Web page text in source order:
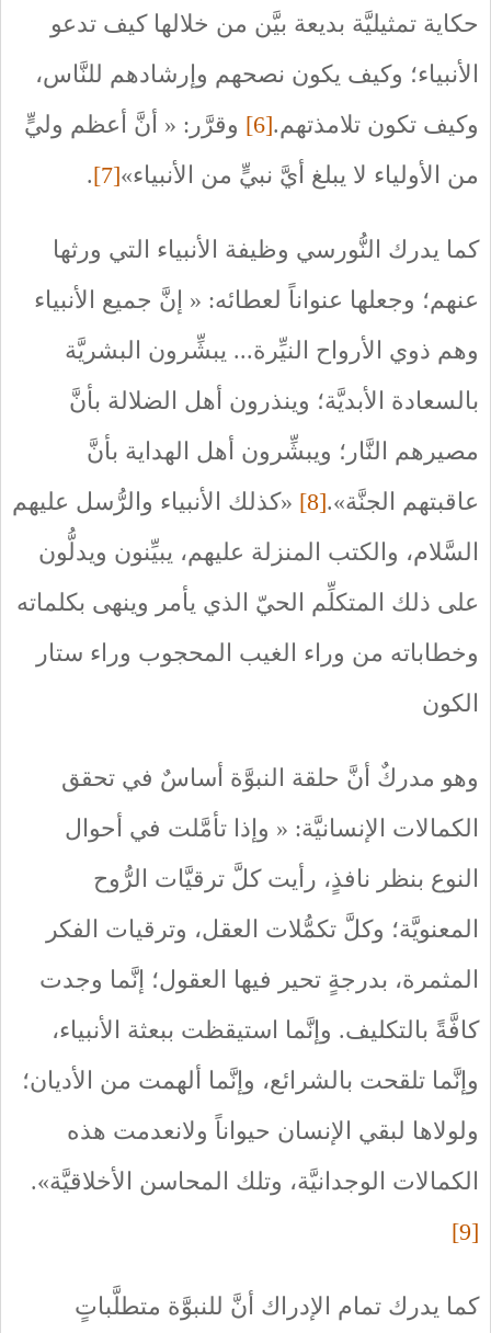
حكاية تمثيليَّة بديعة بيَّن من خلالها كيف تدعو
الأنبياء؛ وكيف يكون نصحهم وإرشادهم للنَّاس،
وكيف تكون تلامذتهم.[6]
وقرَّر: « أنَّ أعظم وليٍّ
من الأولياء لا يبلغ أيَّ نبيٍّ من الأنبياء»[7]
.
كما يدرك النُّورسي وظيفة الأنبياء التي ورثها
عنهم؛ وجعلها عنواناً لعطائه: « إنَّ جميع الأنبياء
وهم ذوي الأرواح النيِّرة... يبشِّرون البشريَّة
بالسعادة الأبديَّة؛ وينذرون أهل الضلالة بأنَّ
مصيرهم النَّار؛ ويبشِّرون أهل الهداية بأنَّ
عاقبتهم الجنَّة».[8]
«كذلك الأنبياء والرُّسل عليهم
السَّلام، والكتب المنزلة عليهم، يبيِّنون ويدلُّون
على ذلك المتكلِّم الحيّ الذي يأمر وينهى بكلماته
وخطاباته من وراء الغيب المحجوب وراء ستار
الكون
وهو مدركٌ أنَّ حلقة النبوَّة أساسٌ في تحقق
الكمالات الإنسانيَّة: « وإذا تأمَّلت في أحوال
النوع بنظر نافذٍ، رأيت كلَّ ترقيَّات الرُّوح
المعنويَّة؛ وكلَّ تكمُّلات العقل، وترقيات الفكر
المثمرة، بدرجةٍ تحير فيها العقول؛ إنَّما وجدت
كافَّةً بالتكليف. وإنَّما استيقظت ببعثة الأنبياء،
وإنَّما تلقحت بالشرائع، وإنَّما ألهمت من الأديان؛
ولولاها لبقي الإنسان حيواناً ولانعدمت هذه
الكمالات الوجدانيَّة، وتلك المحاسن الأخلاقيَّة».
[9]
كما يدرك تمام الإدراك أنَّ للنبوَّة متطلَّباتٍ